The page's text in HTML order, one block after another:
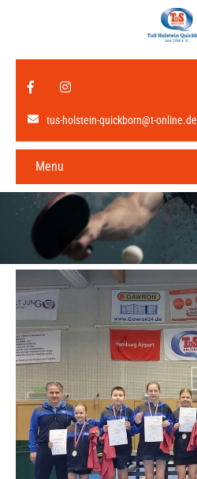
tus-holstein-quickborn@t-online.de
Menu